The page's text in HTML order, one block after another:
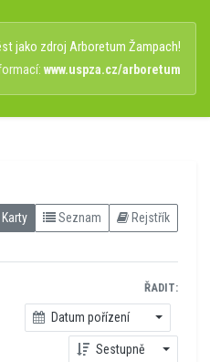
jako zdroj Arboretum Žampach!
www.uspza.cz/arboretum
Karty Seznam Rejstřík
ŘADIT:
Datum pořízení
Sestupně